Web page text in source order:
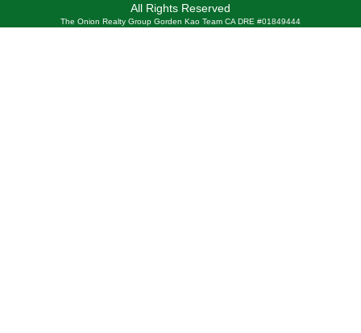
All Rights Reserved
The Onion Realty Group Gorden Kao Team CA DRE #01849444